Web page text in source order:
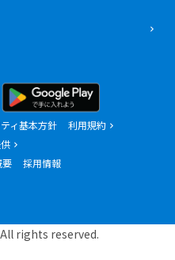
ィ基本方針
利用規約
要 採用情報
rights reserved.